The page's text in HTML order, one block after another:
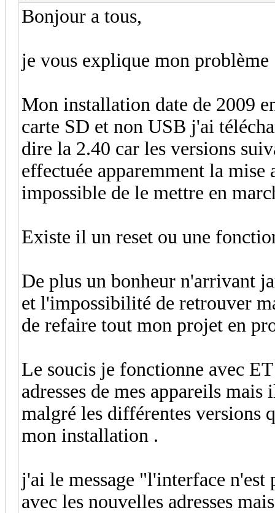
Bonjour a tous,
je vous explique mon problème
Mon installation date de 2009
carte SD et non USB j'ai
dire la 2.40 car les versions
effectuée apparemment la
impossible de le mettre en
Existe il un reset ou une
De plus un bonheur n'arrivant
et l'impossibilité de retrouver
de refaire tout mon projet en
Le soucis je fonctionne avec
adresses de mes appareils
malgré les différentes versions
mon installation .
j'ai le message "l'interface n'est
avec les nouvelles adresses